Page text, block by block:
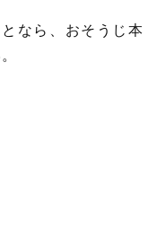
なら、おそうじ本